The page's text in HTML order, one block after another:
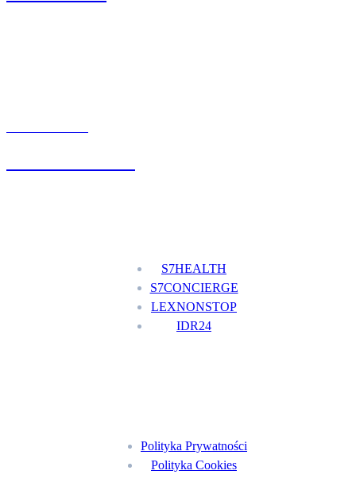
S7HEALTH
S7CONCIERGE
LEXNONSTOP
IDR24
Polityka Prywatności
Polityka Cookies